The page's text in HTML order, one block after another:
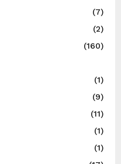
(7)
(2)
(160)
(1)
(9)
(11)
(1)
(1)